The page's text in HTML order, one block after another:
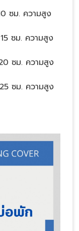
ซม. ความสูง
ซม. ความสูง
ซม. ความสูง
ซม. ความสูง